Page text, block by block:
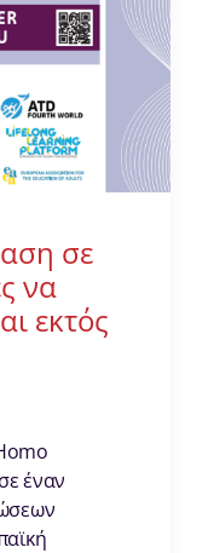
σε
να
εκτός
έναν